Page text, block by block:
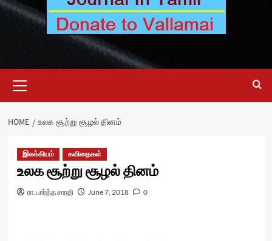
Menu
HOME உலக சூற்று சூழல் தினம்
இலக்கியம் கவிதைகள்
உலக சூற்று சூழல் தினம்
ரா. பார்த்த சாரதி June 7, 2018 0